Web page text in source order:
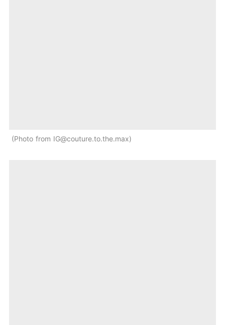
Photo from IG@couture.to.the.max